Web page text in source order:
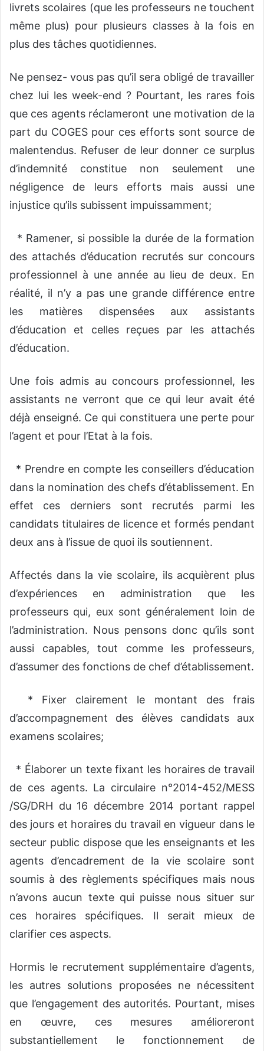
livrets scolaires (que les professeurs ne touchent
même plus) pour plusieurs classes à la fois en
plus des tâches quotidiennes.
Ne pensez- vous pas qu’il sera obligé de travailler
chez lui les week-end ? Pourtant, les rares fois
que ces agents réclameront une motivation de la
part du COGES pour ces efforts sont source de
malentendus. Refuser de leur donner ce surplus
d’indemnité constitue non seulement une
négligence de leurs efforts mais aussi une
injustice qu’ils subissent impuissamment;
* Ramener, si possible la durée de la formation
des attachés d’éducation recrutés sur concours
professionnel à une année au lieu de deux. En
réalité, il n’y a pas une grande différence entre
les matières dispensées aux assistants
d’éducation et celles reçues par les attachés
d’éducation.
Une fois admis au concours professionnel, les
assistants ne verront que ce qui leur avait été
déjà enseigné. Ce qui constituera une perte pour
l’agent et pour l’Etat à la fois.
* Prendre en compte les conseillers d’éducation
dans la nomination des chefs d’établissement. En
effet ces derniers sont recrutés parmi les
candidats titulaires de licence et formés pendant
deux ans à l’issue de quoi ils soutiennent.
Affectés dans la vie scolaire, ils acquièrent plus
d’expériences en administration que les
professeurs qui, eux sont généralement loin de
l’administration. Nous pensons donc qu’ils sont
aussi capables, tout comme les professeurs,
d’assumer des fonctions de chef d’établissement.
* Fixer clairement le montant des frais
d’accompagnement des élèves candidats aux
examens scolaires;
* Élaborer un texte fixant les horaires de travail
de ces agents. La circulaire n°2014-452/MESS
/SG/DRH du 16 décembre 2014 portant rappel
des jours et horaires du travail en vigueur dans le
secteur public dispose que les enseignants et les
agents d’encadrement de la vie scolaire sont
soumis à des règlements spécifiques mais nous
n’avons aucun texte qui puisse nous situer sur
ces horaires spécifiques. Il serait mieux de
clarifier ces aspects.
Hormis le recrutement supplémentaire d’agents,
les autres solutions proposées ne nécessitent
que l’engagement des autorités. Pourtant, mises
en œuvre, ces mesures amélioreront
substantiellement le fonctionnement de